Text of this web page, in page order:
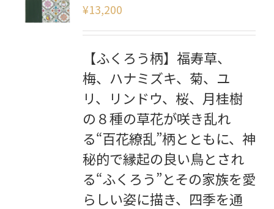
¥13,200
【ふくろう柄】福寿草、
梅、ハナミズキ、菊、ユ
リ、リンドウ、桜、月桂樹
の８種の草花が咲き乱れ
る“百花繚乱”柄とともに、神
秘的で縁起の良い鳥とされ
る“ふくろう”とその家族を愛
らしい姿に描き、四季を通